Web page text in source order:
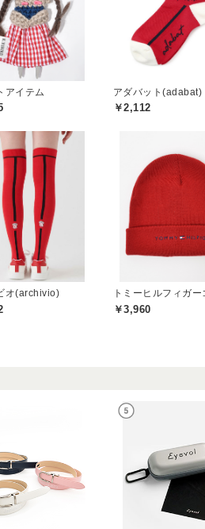
アイテム アダバット(adabat)
￥2,112
オ(archivio)
￥3,960